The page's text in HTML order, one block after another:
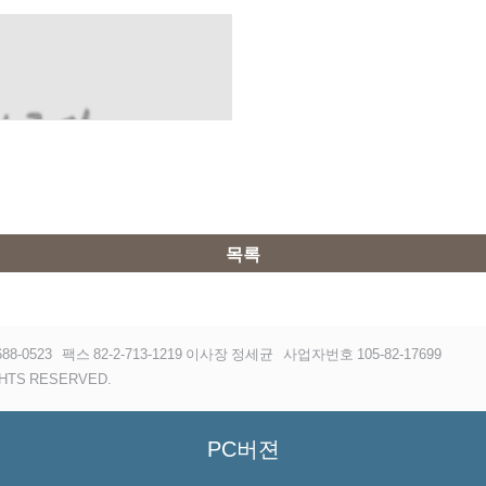
목록
0523 팩스 82-2-713-1219 이사장 정세균
사업자번호 105-82-17699
RESERVED.
PC버젼